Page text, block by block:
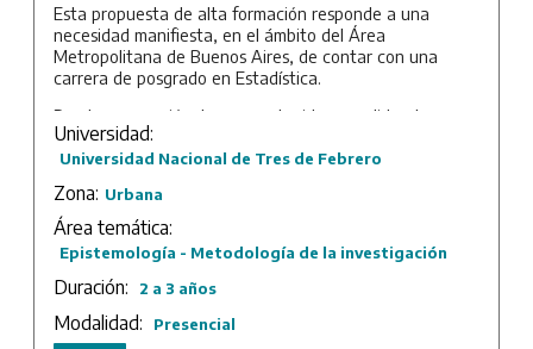
Esta propuesta de alta formación responde a una
necesidad manifiesta, en el ámbito del Área
Metropolitana de Buenos Aires, de contar con una
carrera de posgrado en Estadística.
Desde su creación, la carrera ha ido consolidando su
propuesta vinculada a la problemática de la producción
y el análisis de datos estadísticos en ambos sectores, el
a los maestrandos los conocimientos necesarios para la
utilización de todo el herramental que la estadística
propone, tanto para la generación de datos como para
su transformación en información estratégica para la
planificación, evaluación y toma de decisiones.
Duración: 2 años de cursada más trabajo final.
Universidad:
Universidad Nacional de Tres de Febrero
Zona: Urbana
Área temática:
Epistemología - Metodología de la investigación
Duración: 2 a 3 años
Modalidad:
Presencial